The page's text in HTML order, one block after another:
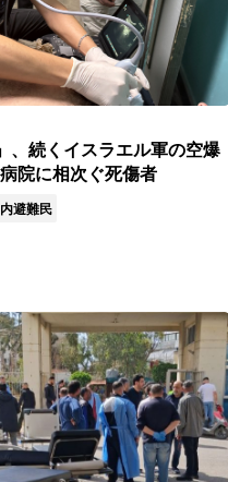
、続くイスラエル軍の空爆
院に相次ぐ死傷者
避難民